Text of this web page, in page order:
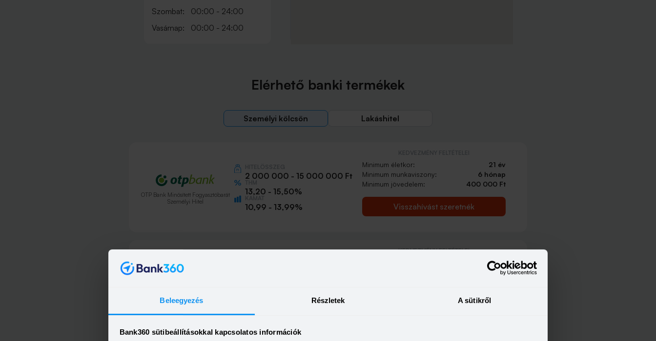
Beleegyezés Részletek A sütikről
Bank360 sütibeállításokkal kapcsolatos információk
Szombat:
00:00 - 24:00
Vasárnap:
00:00 - 24:00
Elérhető banki termékek
Személyi kölcsön Lakáshitel
OTP Bank Minősített Fogyasztóbarát
Személyi Hitel
2 000 000 - 15 000 000 Ft
13,20 - 15,50%
KAMAT
10,99 - 13,99%
Minimum életkor:
21 év
Minimum munkaviszony:
6 hónap
Minimum jövedelem:
400 000 Ft
Visszahívást szeretnék
OTP Bank Személyi kölcsön
KEDVEZMÉNY FELTÉTELEI
21 év
6 hónap
Visszahívást szeretnék